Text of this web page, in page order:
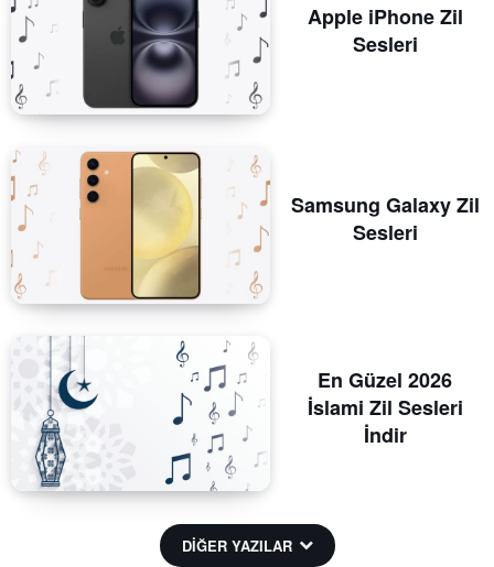
Apple iPhone Zil
Sesleri
Samsung Galaxy Zil
Sesleri
En Güzel 2026
İslami Zil Sesleri
İndir
DİĞER YAZILAR